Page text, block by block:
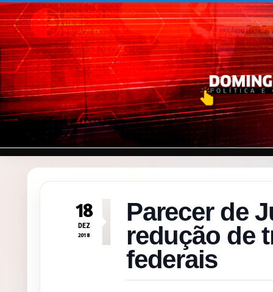
Pular para o conteúdo
18
DEZ
2018
Parecer de
redução de
federais